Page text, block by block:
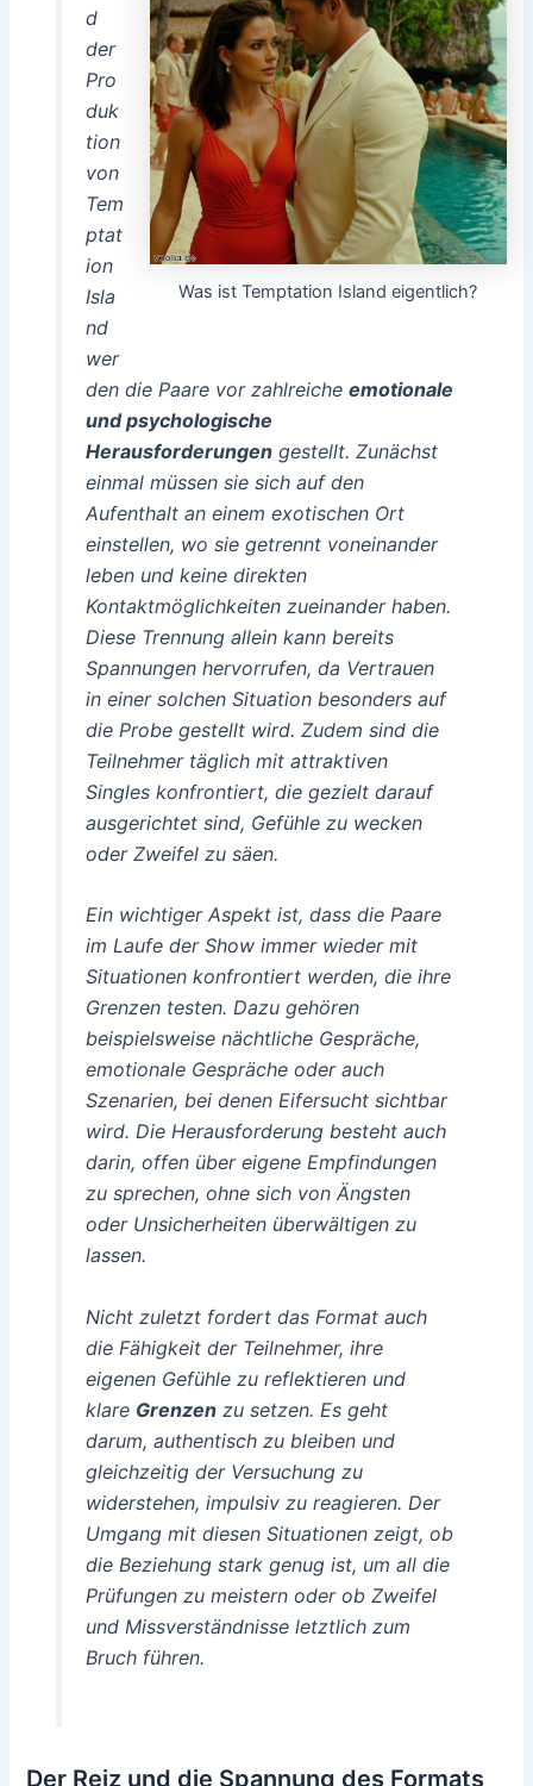
Was ist Temptation Island eigentlich?
d
der
Pro
duk
tion
von
Tem
ptat
ion
Isla
nd
wer
den die Paare vor zahlreiche emotionale
und psychologische
Herausforderungengestellt. Zunächst
einmal müssen sie sich auf den
Aufenthalt an einem exotischen Ort
einstellen, wo sie getrennt voneinander
leben und keine direkten
Kontaktmöglichkeiten zueinander haben.
Diese Trennung allein kann bereits
Spannungen hervorrufen, da Vertrauen
in einer solchen Situation besonders auf
die Probe gestellt wird. Zudem sind die
Teilnehmer täglich mit attraktiven
Singles konfrontiert, die gezielt darauf
ausgerichtet sind, Gefühle zu wecken
oder Zweifel zu säen.
Ein wichtiger Aspekt ist, dass die Paare
im Laufe der Show immer wieder mit
Situationen konfrontiert werden, die ihre
Grenzen testen. Dazu gehören
beispielsweise nächtliche Gespräche,
emotionale Gespräche oder auch
Szenarien, bei denen Eifersucht sichtbar
wird. Die Herausforderung besteht auch
darin, offen über eigene Empfindungen
zu sprechen, ohne sich von Ängsten
oder Unsicherheiten überwältigen zu
lassen.
Nicht zuletzt fordert das Format auch
die Fähigkeit der Teilnehmer, ihre
eigenen Gefühlezu reflektieren und
klare Grenzenzu setzen. Es geht
darum, authentisch zu bleiben und
gleichzeitig der Versuchung zu
widerstehen, impulsiv zu reagieren. Der
Umgang mit diesen Situationen zeigt, ob
die Beziehung stark genug ist, um all die
Prüfungen zu meistern oder ob Zweifel
und Missverständnisse letztlich zum
Bruch führen.
Der Reiz und die Spannung des Formats